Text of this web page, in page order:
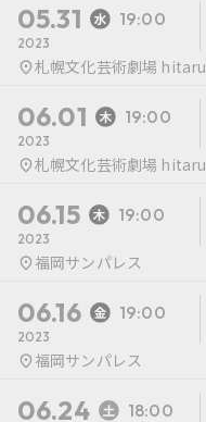
05.31 19:00
2023
札幌文化芸術劇場 hitaru
06.01 19:00
2023
札幌文化芸術劇場 hitaru
06.15 19:00
2023
福岡サンパレス
06.16 19:00
2023
福岡サンパレス
06.24 18:00